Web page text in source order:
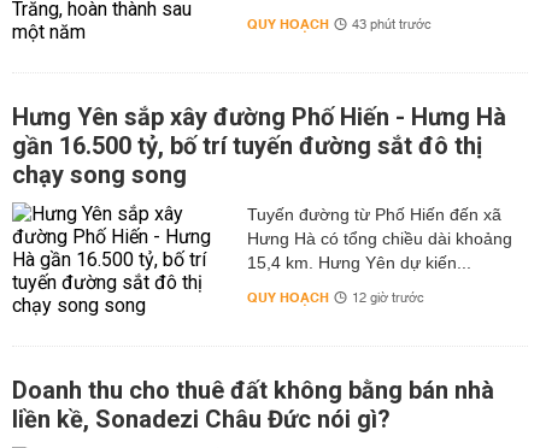
QUY HOẠCH 43 phút trước
Hưng Yên sắp xây đường Phố Hiến - Hưng Hà
gần 16.500 tỷ, bố trí tuyến đường sắt đô thị
chạy song song
Tuyến đường từ Phố Hiến đến xã
Hưng Hà có tổng chiều dài khoảng
15,4 km. Hưng Yên dự kiến...
QUY HOẠCH 12 giờ trước
Doanh thu cho thuê đất không bằng bán nhà
liền kề, Sonadezi Châu Đức nói gì?